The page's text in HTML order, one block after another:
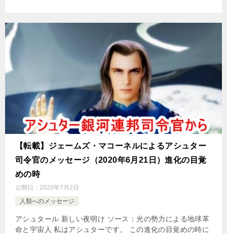
【転載】ジェームズ・マコーネルによるアシュター
司令官のメッセージ（2020年6月21日）進化の目覚
めの時
公開日： 2020年7月2日
人類へのメッセージ
アシュタール 新しい夜明け ソース：光の勢力による地球革
命と宇宙人 私はアシュターです。 この進化の目覚めの時に